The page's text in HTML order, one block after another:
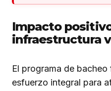
Impacto
infraestructura
El programa de
esfuerzo integral para